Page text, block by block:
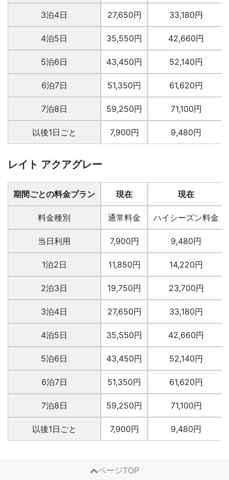
3泊4日
4泊5日
5泊6日
6泊7日
7泊8日
以後1日ごと
27,650円
35,550円
43,450円
51,350円
59,250円
7,900円
33,180円
42,660円
52,140円
61,620円
71,100円
9,480円
レイト アクアグレー
期間ごとの料金プラン
料金種別
当日利用
1泊2日
2泊3日
3泊4日
4泊5日
5泊6日
6泊7日
7泊8日
以後1日ごと
現在
通常料金
7,900円
11,850円
19,750円
27,650円
35,550円
43,450円
51,350円
59,250円
7,900円
現在
ハイシーズン料金
9,480円
14,220円
23,700円
33,180円
42,660円
52,140円
61,620円
71,100円
9,480円
ページTOP